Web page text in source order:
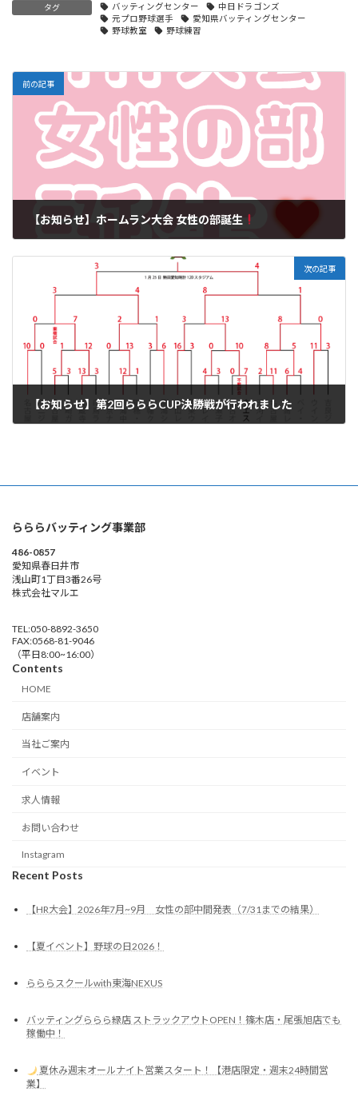
タグ バッティングセンター
中日ドラゴンズ
元プロ野球選手
愛知県バッティングセンター
野球教室
野球練習
前の記事
【お知らせ】ホームラン大会 女性の部誕生
次の記事
【お知らせ】第2回らららCUP決勝戦が行われました
らららバッティング事業部
486-0857
愛知県春日井市
浅山町1丁目3番26号
株式会社マルエ
TEL:050-8892-3650
FAX:0568-81-9046
（平日8:00~16:00）
Contents
HOME
店舗案内
当社ご案内
イベント
求人情報
お問い合わせ
Instagram
Recent Posts
【HR大会】2026年7月~9月 女性の部中間発表（7/31までの結果）
【夏イベント】野球の日2026！
らららスクールwith東海NEXUS
バッティングららら緑店 ストラックアウトOPEN！篠木店・尾張旭店でも
稼働中！
夏休み週末オールナイト営業スタート！【港店限定・週末24時間営
業】